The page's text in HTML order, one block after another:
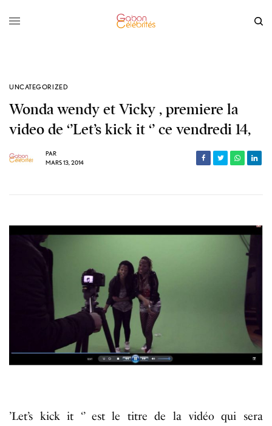
UNCATEGORIZED
Wonda wendy et Vicky , premiere la
video de ‘’Let’s kick it ‘’ ce vendredi 14,
PAR
MARS 13, 2014
’Let’s kick it ‘’ est le titre de lavidéoqui sera